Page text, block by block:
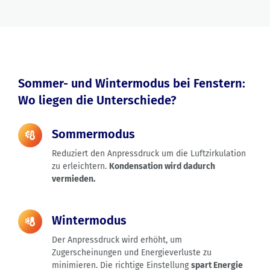
Sommer- und Wintermodus bei Fenstern:
Wo liegen die Unterschiede?
Sommermodus
Reduziert den Anpressdruck um die Luftzirkulation
zu erleichtern. Kondensation wird dadurch
vermieden.
Wintermodus
Der Anpressdruck wird erhöht, um
Zugerscheinungen und Energieverluste zu
minimieren. Die richtige Einstellung spart Energie